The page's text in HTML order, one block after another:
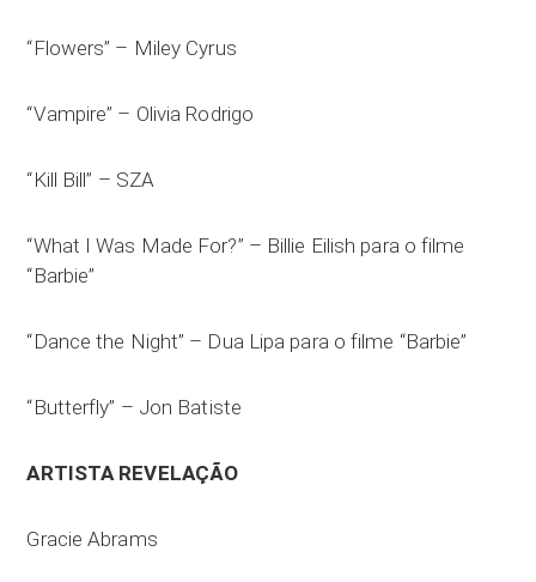
“Flowers” – Miley Cyrus
“Vampire” – Olivia Rodrigo
“Kill Bill” – SZA
“What I Was Made For?” – Billie Eilish para o filme
“Barbie”
“Dance the Night” – Dua Lipa para o filme “Barbie”
“Butterfly” – Jon Batiste
ARTISTA REVELAÇÃO
Gracie Abrams